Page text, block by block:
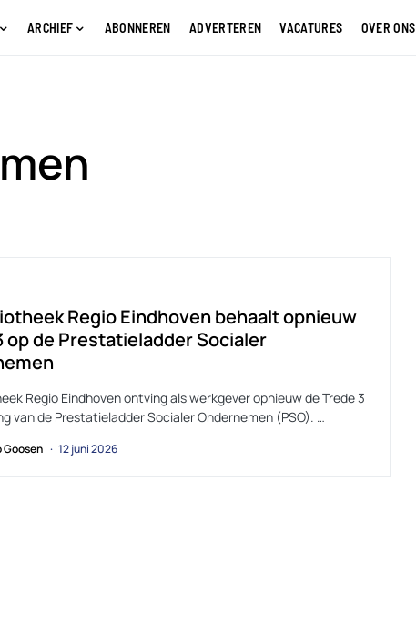
ARCHIEF ABONNEREN ADVERTEREN VACATURES OVER ONS
Regio Eindhoven behaalt opnieuw
op de Prestatieladder Socialer
Regio Eindhoven ontving als werkgever opnieuw de Trede 3
van de Prestatieladder Socialer Ondernemen (PSO). …
Goosen 12 juni 2026